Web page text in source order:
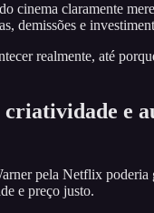
cinema claramente
demissões e
realmente, até
e
pela Netflix poderia
e preço justo.